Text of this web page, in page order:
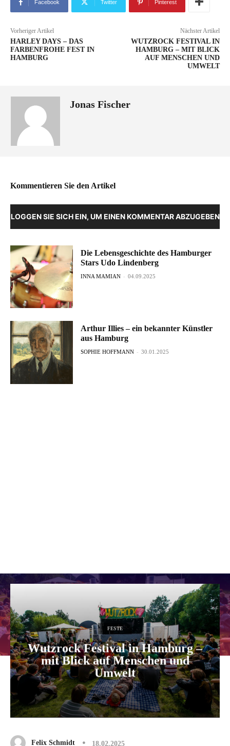
Facebook Twitter Pinterest
Vorheriger Artikel
HARLEY DAYS – DAS
FARBENFROHE FEST IN
HAMBURG
Nächster Artikel
WUTZROCK FESTIVAL IN
HAMBURG – MIT BLICK
AUF MENSCHEN UND
UMWELT
Jonas Fischer
Kommentieren Sie den Artikel
LOGGEN SIE SICH EIN, UM EINEN KOMMENTAR ABZUGEBEN
Die Lebensgeschichte des Hamburger
Stars Udo Lindenberg
INNA MAMIAN - 04.09.2025
Arthur Illies – ein bekannter Künstler
aus Hamburg
SOPHIE HOFFMANN - 30.01.2025